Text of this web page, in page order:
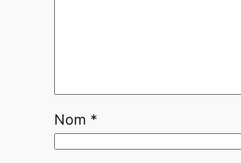
Nom *